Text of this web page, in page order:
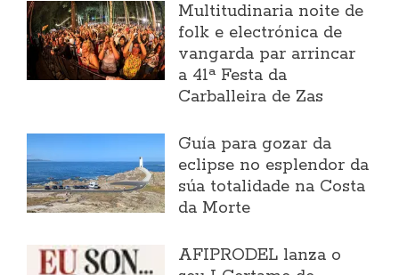
Multitudinaria noite de
folk e electrónica de
vangarda par arrincar
a 41ª Festa da
Carballeira de Zas
Guía para gozar da
eclipse no esplendor da
súa totalidade na Costa
da Morte
AFIPRODEL lanza o